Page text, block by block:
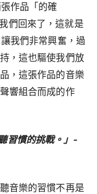
作品「的確
們回來了，這就是
我們非常興奮，過
，這也驅使我們放
，這張作品的音樂
響組合而成的作
習慣的挑戰。」-
音樂的習慣不再是